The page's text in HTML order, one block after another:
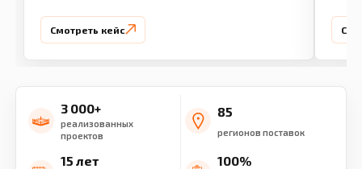
Смотреть кейс
3 000+
реализованных
проектов
85
регионов поставок
15 лет 100%